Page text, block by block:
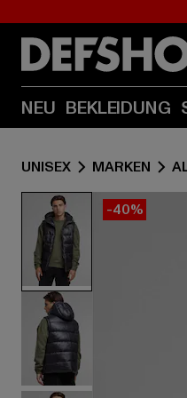
NEU BEKLEIDUNG
UNISEX MARKEN
-40%